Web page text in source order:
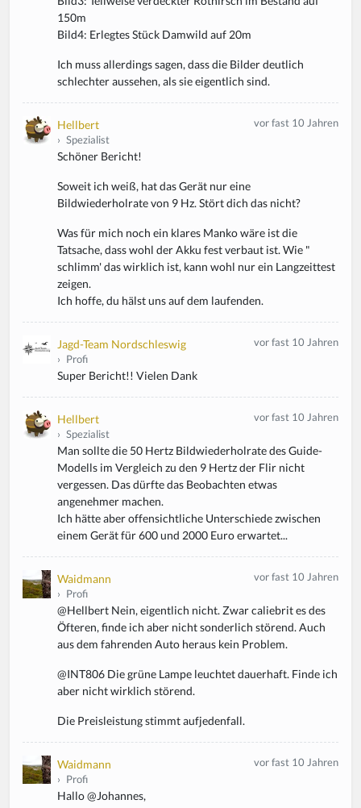
150m
Bild4: Erlegtes Stück Damwild auf 20m
Ich muss allerdings sagen, dass die Bilder deutlich
schlechter aussehen, als sie eigentlich sind.
Hellbert
› Spezialist
vor fast 10 Jahren
Schöner Bericht!
Soweit ich weiß, hat das Gerät nur eine
Bildwiederholrate von 9 Hz. Stört dich das nicht?
Was für mich noch ein klares Manko wäre ist die
Tatsache, dass wohl der Akku fest verbaut ist. Wie "
schlimm' das wirklich ist, kann wohl nur ein Langzeittest
zeigen.
Ich hoffe, du hälst uns auf dem laufenden.
Jagd-Team Nordschleswig
› Profi
vor fast 10 Jahren
Super Bericht!! Vielen Dank
Hellbert
› Spezialist
vor fast 10 Jahren
Man sollte die 50 Hertz Bildwiederholrate des Guide-
Modells im Vergleich zu den 9 Hertz der Flir nicht
vergessen. Das dürfte das Beobachten etwas
angenehmer machen.
Ich hätte aber offensichtliche Unterschiede zwischen
einem Gerät für 600 und 2000 Euro erwartet...
Waidmann
› Profi
vor fast 10 Jahren
@Hellbert Nein, eigentlich nicht. Zwar caliebrit es des
Öfteren, finde ich aber nicht sonderlich störend. Auch
aus dem fahrenden Auto heraus kein Problem.
@INT806 Die grüne Lampe leuchtet dauerhaft. Finde ich
aber nicht wirklich störend.
Die Preisleistung stimmt aufjedenfall.
Waidmann
› Profi
vor fast 10 Jahren
Hallo @Johannes,